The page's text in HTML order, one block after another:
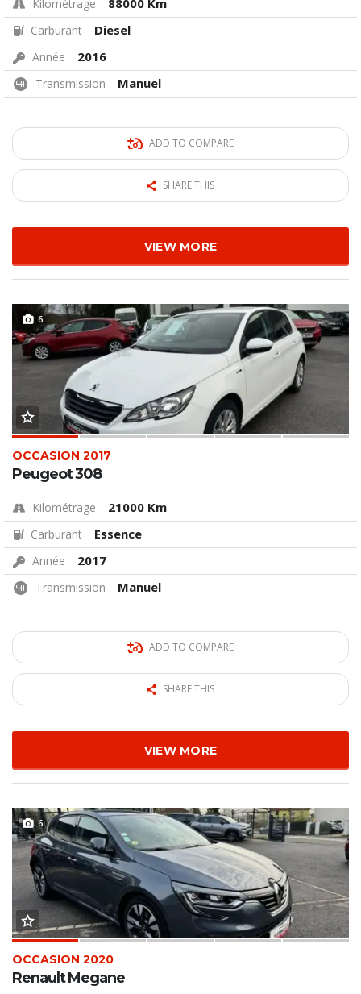
Kilométrage 88000 Km
Carburant Diesel
Année 2016
Transmission Manuel
ADD TO COMPARE
SHARE THIS
VIEW MORE
6
OCCASION 2017
Peugeot 308
Kilométrage 21000 Km
Carburant Essence
Année 2017
Transmission Manuel
ADD TO COMPARE
SHARE THIS
VIEW MORE
6
OCCASION 2020
Renault Megane